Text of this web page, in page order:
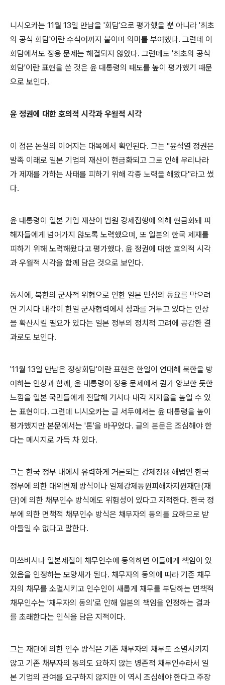
니시오카는 11월 13일 만남을 '회담'으로 평가했을 뿐 아니라 '최초
의 공식 회담'이란 수식어까지 붙이며 의미를 부여했다. 그런데 이
회담에서도 징용 문제는 해결되지 않았다. 그런데도 '최초의 공식
회담'이란 표현을 쓴 것은 윤 대통령의 태도를 높이 평가했기 때문
으로 보인다.
윤 정권에 대한 호의적 시각과 우월적 시각
이 점은 논설의 이어지는 대목에서 확인된다. 그는 "윤석열 정권은
발족 이래로 일본 기업의 재산이 현금화되고 그로 인해 우리나라
가 제재를 가하는 사태를 피하기 위해 각종 노력을 해왔다"라고 썼
다.
윤 대통령이 일본 기업 재산이 법원 강제집행에 의해 현금화돼 피
해자들에게 넘어가지 않도록 노력했으며, 또 일본의 한국 제재를
피하기 위해 노력해왔다고 평가했다. 윤 정권에 대한 호의적 시각
과 우월적 시각을 함께 담은 것으로 보인다.
동시에, 북한의 군사적 위협으로 인한 일본 민심의 동요를 막으려
면 기시다 내각이 한일 군사협력에서 성과를 거두고 있다는 인상
을 확산시킬 필요가 있다는 일본 정부의 정치적 고려에 공감한 결
과로도 보인다.
'11월 13일 만남은 정상회담'이란 표현은 한일이 연대해 북한을 방
어하는 인상과 함께, 윤 대통령이 징용 문제에서 뭔가 양보한 듯한
느낌을 일본 국민들에게 전달해 기시다 내각 지지율을 높일 수 있
는 표현이다. 그런데 니시오카는 글 서두에서는 윤 대통령을 높이
평가했지만 본문에서는 '톤'을 바꾸었다. 글의 본문은 조심해야 한
다는 메시지로 가득 차 있다.
그는 한국 정부 내에서 유력하게 거론되는 강제징용 해법인 한국
정부에 의한 대위변제 방식이나 일제강제동원피해자지원재단(재
단)에 의한 채무인수 방식에도 위험성이 있다고 지적한다. 한국 정
부에 의한 면책적 채무인수 방식은 채무자의 동의를 요하므로 받
아들일 수 없다고 말한다.
미쓰비시나 일본제철이 채무인수에 동의하면 이들에게 책임이 있
었음을 인정하는 모양새가 된다. 채무자의 동의에 따라 기존 채무
자의 채무를 소멸시키고 인수인이 새롭게 채무를 부담하는 면책적
채무인수는 '채무자의 동의'로 인해 일본의 책임을 인정하는 결과
를 초래한다는 인식을 담은 지적이다.
그는 재단에 의한 인수 방식은 기존 채무자의 채무도 소멸시키지
않고 기존 채무자의 동의도 요하지 않는 병존적 채무인수라서 일
본 기업의 관여를 요구하지 않지만 이 역시 조심해야 한다고 주장